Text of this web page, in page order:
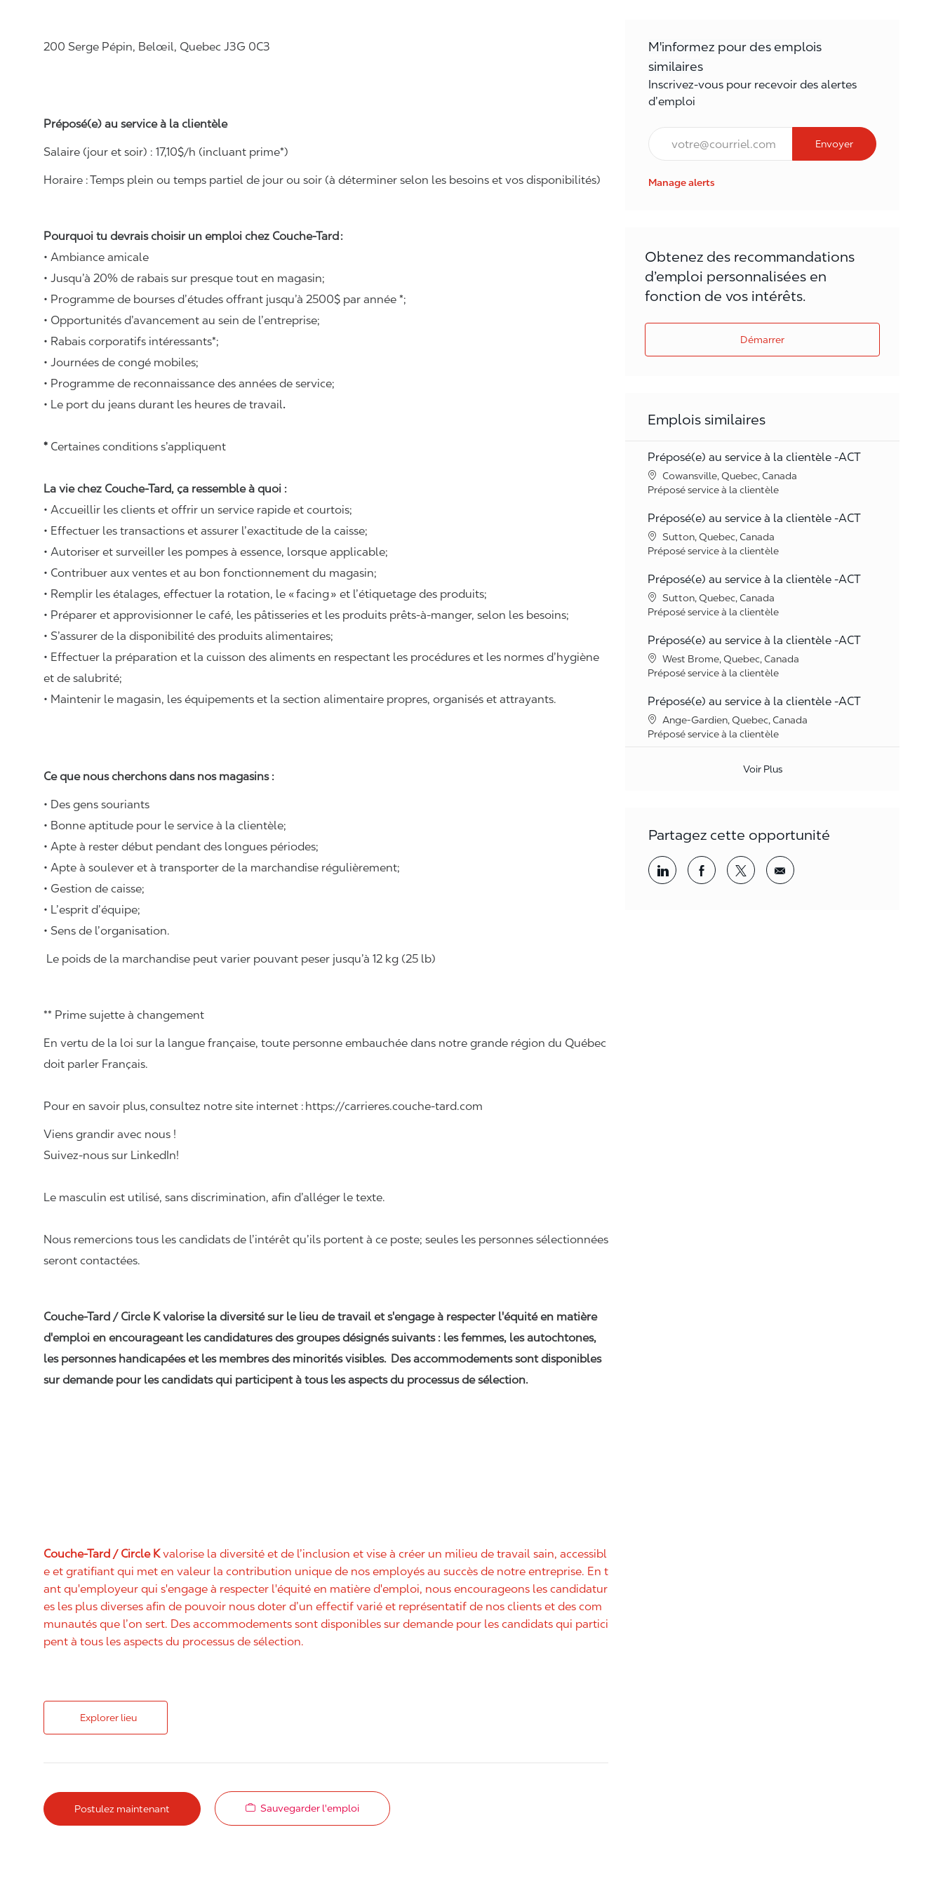
200 Serge Pépin, Belœil, Quebec J3G 0C3
Préposé(e) au service à la clientèle
Salaire (jour et soir) : 17,10$/h (incluant prime*)
Horaire :Temps plein ou temps partiel de jour ou soir (à déterminer selon les besoins et vos disponibilités)
Pourquoi tu devrais choisir un emploi chez Couche-Tard :
• Ambiance amicale
• Jusqu’à 20% de rabais sur presque tout en magasin;
• Programme de bourses d’études offrant jusqu’à 2500$ par année *;
• Opportunités d’avancement au sein de l’entreprise;
• Rabais corporatifs intéressants*;
• Journées de congé mobiles;
• Programme de reconnaissance des années de service;
• Le port du jeans durant les heures de travail.
* Certaines conditions s’appliquent
La vie chez Couche-Tard, ça ressemble à quoi :
• Accueillir les clients et offrir un service rapide et courtois;
• Effectuer les transactions et assurer l’exactitude de la caisse;
• Autoriser et surveiller les pompes à essence, lorsque applicable;
• Contribuer aux ventes et au bon fonctionnement du magasin;
• Remplir les étalages, effectuer la rotation, le «facing» et l’étiquetage des produits;
• Préparer et approvisionner le café, les pâtisseries et les produits prêts-à-manger, selon les besoins;
• S’assurer de la disponibilité des produits alimentaires;
• Effectuer la préparation et la cuisson des aliments en respectant les procédures et les normes d’hygiène
et de salubrité;
• Maintenir le magasin, les équipements et la section alimentaire propres, organisés et attrayants.
Ce que nous cherchons dans nos magasins :
• Des gens souriants
• Bonne aptitude pour le service à la clientèle;
• Apte à rester début pendant des longues périodes;
• Apte à soulever et à transporter de la marchandise régulièrement;
• Gestion de caisse;
• L’esprit d’équipe;
• Sens de l’organisation.
Le poids de la marchandise peut varier pouvant peser jusqu’à 12 kg (25 lb)
** Prime sujette à changement
En vertu de la loi sur la langue française, toute personne embauchée dans notre grande région du Québec
doit parler Français.
Pour en savoir plus, consultez notre site internet : https://carrieres.couche-tard.com
Viens grandir avec nous !
Suivez-nous sur LinkedIn!
Le masculin est utilisé, sans discrimination, afin d’alléger le texte.
Nous remercions tous les candidats de l’intérêt qu’ils portent à ce poste; seules les personnes sélectionnées
seront contactées.
Couche-Tard / Circle K valorise la diversité sur le lieu de travail et s'engage à respecter l'équité en matière
d'emploi en encourageant les candidatures des groupes désignés suivants : les femmes, les autochtones,
les personnes handicapées et les membres des minorités visibles. Des accommodements sont disponibles
sur demande pour les candidats qui participent à tous les aspects du processus de sélection.
Couche-Tard / Circle Kvalorise la diversité et de l’inclusion et vise à créer un milieu de travail sain, accessibl
e et gratifiant qui met en valeur la contribution unique de nos employés au succès de notre entreprise. En t
ant qu'employeur qui s'engage à respecter l'équité en matière d'emploi, nous encourageons les candidatur
es les plus diverses afin de pouvoir nous doter d’un effectif varié et représentatif de nos clients et des com
munautés que l’on sert. Des accommodements sont disponibles sur demande pour les candidats qui partici
pent à tous les aspects du processus de sélection.
Explorer lieu
Postulez maintenant Sauvegarder l'emploi
M'informez pour des emplois
similaires
Inscrivez-vous pour recevoir des alertes
d’emploi
Courriel*
Envoyer
Manage alerts
Obtenez des recommandations
d’emploi personnalisées en
fonction de vos intérêts.
Démarrer
Emplois similaires
Préposé(e) au service à la clientèle -ACT
LieuCowansville, Quebec, Canada
Catégorie
Préposé service à la clientèle
Préposé(e) au service à la clientèle -ACT
LieuSutton, Quebec, Canada
Catégorie
Préposé service à la clientèle
Préposé(e) au service à la clientèle -ACT
LieuSutton, Quebec, Canada
Catégorie
Préposé service à la clientèle
Préposé(e) au service à la clientèle -ACT
LieuWest Brome, Quebec, Canada
Catégorie
Préposé service à la clientèle
Préposé(e) au service à la clientèle -ACT
LieuAnge-Gardien, Quebec, Canada
Catégorie
Préposé service à la clientèle
Voir Plus
Partagez cette opportunité
Partager par LinkedIn
Partager par Facebook
<span style='background-color:
<span style='background-